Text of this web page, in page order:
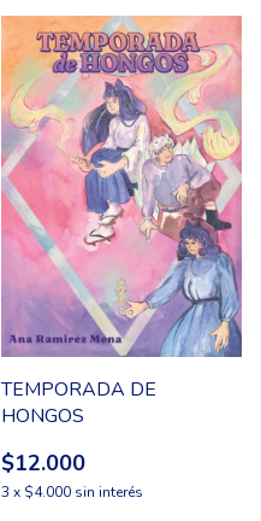
TEMPORADA DE
HONGOS
$12.000
3 x $4.000 sin interés